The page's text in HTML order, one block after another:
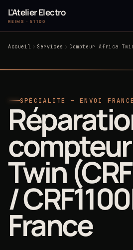
L'Atelier Electro
REIMS · 51100
Accueil Services Compteur Africa
SPÉCIALITÉ — ENVOI FRANCE
Twin
/
France